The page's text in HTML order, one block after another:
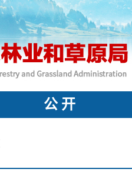
公 开